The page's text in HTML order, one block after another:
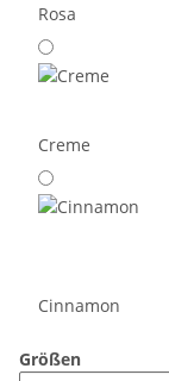
Rosa
Creme
Cinnamon
Größen